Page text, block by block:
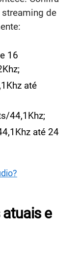
de
16
até
44,1Khz;
até 24
e